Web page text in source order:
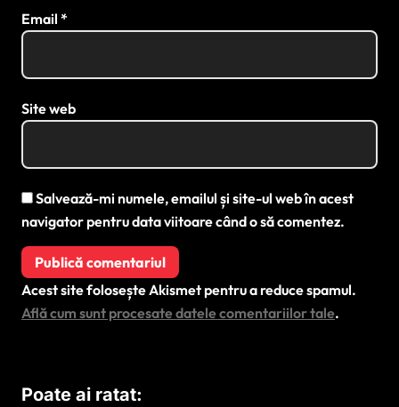
Email *
Site web
Salvează-mi numele, emailul și site-ul web în acest
navigator pentru data viitoare când o să comentez.
Acest site folosește Akismet pentru a reduce spamul.
Află cum sunt procesate datele comentariilor tale.
Poate ai ratat: